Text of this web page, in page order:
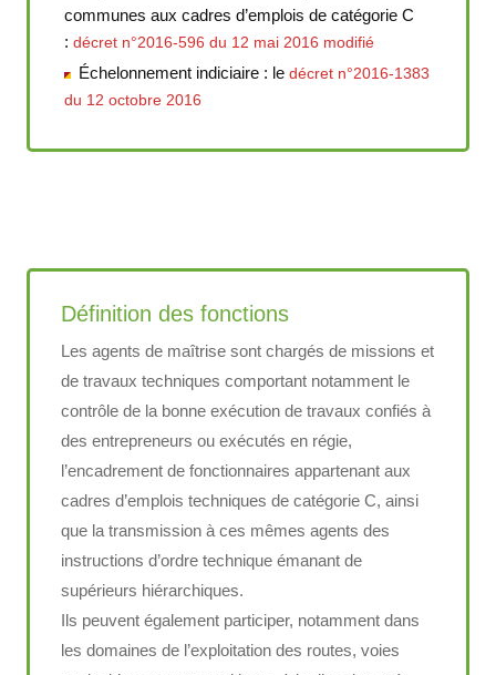
communes aux cadres d’emplois de catégorie C
:décret n°2016-596 du 12 mai 2016 modifié
Échelonnement indiciaire : ledécret n°2016-1383
du 12 octobre 2016
Définition des fonctions
Les agents de maîtrise sont chargés de missions et
de travaux techniques comportant notamment le
contrôle de la bonne exécution de travaux confiés à
des entrepreneurs ou exécutés en régie,
l’encadrement de fonctionnaires appartenant aux
cadres d’emplois techniques de catégorie C, ainsi
que la transmission à ces mêmes agents des
instructions d’ordre technique émanant de
supérieurs hiérarchiques.
Ils peuvent également participer, notamment dans
les domaines de l’exploitation des routes, voies